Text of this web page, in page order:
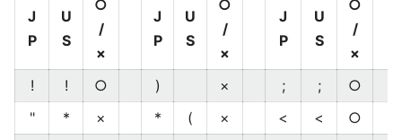
J
P
U
S
○
/
×
J
P
U
S
○
/
×
J
P
U
S
○
/
×
!
! ○ ) × ; ;
○
"
* × * ( × < <
○